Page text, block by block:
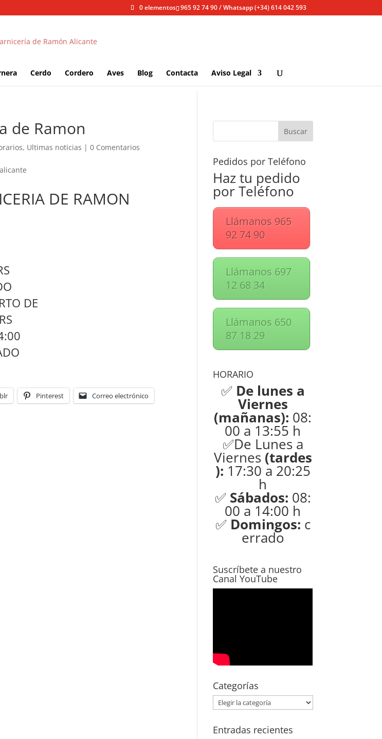
965 92 74 90 / Whatsapp (+34) 614 042 593
0 elementos
Cerdo Cordero Aves Blog Contacta Aviso Legal
de Ramon
, Ultimas noticias |0 Comentarios
DE RAMON
DE
Pinterest Correo electrónico
Pedidos por Teléfono
Haz tu pedido
por Teléfono
Llámanos 965
92 74 90
Llámanos 697
12 68 34
Llámanos 650
87 18 29
HORARIO
✅ De lunes a
Viernes
(mañanas): 08:
00 a 13:55 h
✅De Lunes a
Viernes(tardes
): 17:30 a 20:25
h
✅ Sábados: 08:
00 a 14:00 h
✅ Domingos: c
errado
Suscríbete a nuestro
Canal YouTube
Categorías
Categorías
Entradas recientes